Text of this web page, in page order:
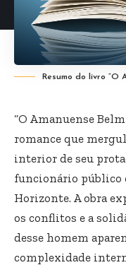
Resumo do livro “O
“O Amanuense
romance que
interior de seu
funcionário público
Horizonte. A obra
os conflitos e a
desse homem
complexidade